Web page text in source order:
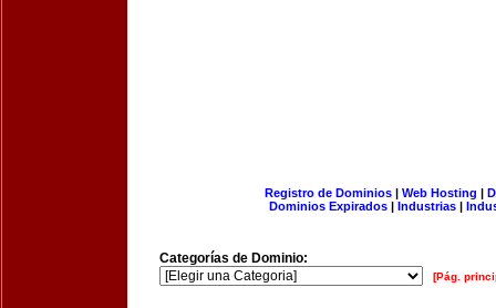
Registro de Dominios| Web Hosting |
Dominios Expirados | Industrias |
Categorías de Dominio:
[Pág.